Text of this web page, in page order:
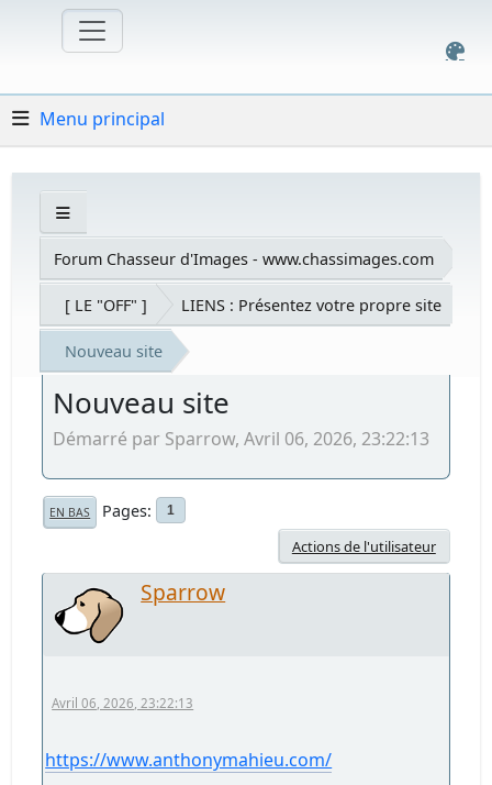
Menu principal
Forum Chasseur d'Images - www.chassimages.com
[ LE "OFF" ] LIENS : Présentez votre propre site
Nouveau site
Nouveau site
Démarré par Sparrow, Avril 06, 2026, 23:22:13
EN BAS Pages 1
Actions de l'utilisateur
Sparrow
Avril 06, 2026, 23:22:13
https://www.anthonymahieu.com/